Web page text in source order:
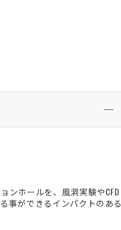
ンホールを、風洞実験やCFD
事ができるインパクトのある